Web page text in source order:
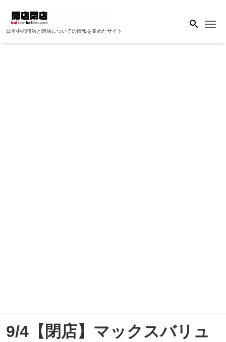
日本中の開店と閉店についての情報を集めたサイト
9/4【閉店】マックスバリュ